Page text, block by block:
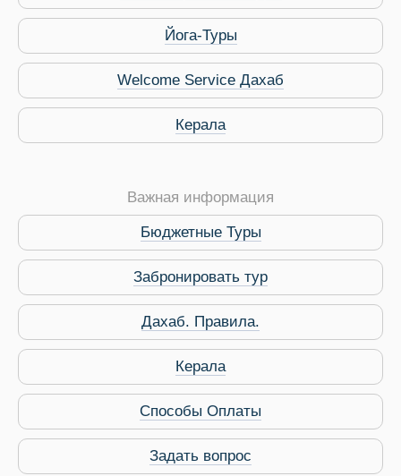
Service Дахаб
Йога-Туры
Welcome Service Дахаб
Керала
Важная информация
Бюджетные Туры
Забронировать тур
Дахаб. Правила.
Керала
Способы Оплаты
Задать вопрос